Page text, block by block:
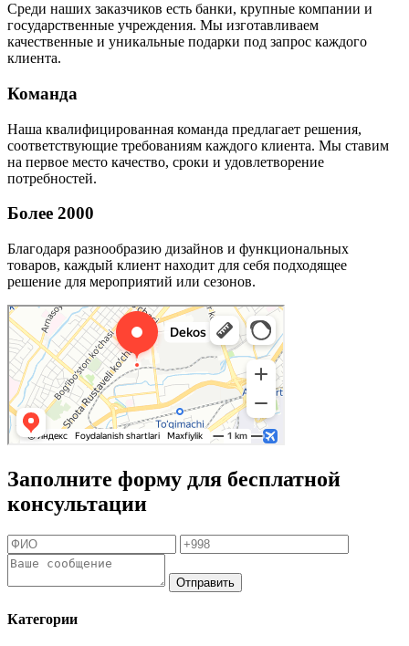
Среди наших заказчиков есть банки, крупные компании и
государственные учреждения. Мы изготавливаем
качественные и уникальные подарки под запрос каждого
клиента.
Команда
Наша квалифицированная команда предлагает решения,
соответствующие требованиям каждого клиента. Мы ставим
на первое место качество, сроки и удовлетворение
потребностей.
Более 2000
Благодаря разнообразию дизайнов и функциональных
товаров, каждый клиент находит для себя подходящее
решение для мероприятий или сезонов.
Заполните форму для бесплатной
консультации
Отправить
Категории